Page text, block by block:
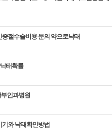
절수술비용 문의 약으로낙­태
태확률
인과병원
와 낙태확인방법